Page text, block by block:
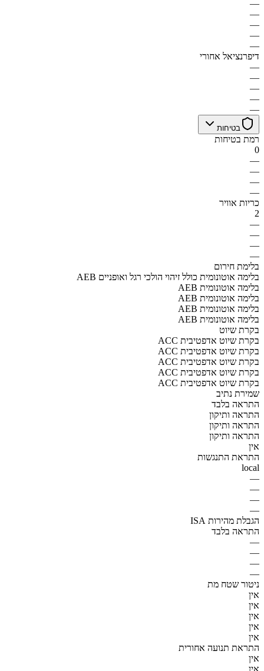
—
—
—
—
—
דיפרנציאל אחורי
—
—
—
—
—
בטיחות
רמת בטיחות
0
—
—
—
—
כריות אוויר
2
—
—
—
—
בלימת חירום
AEB בלימה אוטונומית כולל זיהוי הולכי רגל ואופניים
AEB בלימה אוטונומית
AEB בלימה אוטונומית
AEB בלימה אוטונומית
AEB בלימה אוטונומית
בקרת שיוט
ACC בקרת שיוט אדפטיבית
ACC בקרת שיוט אדפטיבית
ACC בקרת שיוט אדפטיבית
ACC בקרת שיוט אדפטיבית
ACC בקרת שיוט אדפטיבית
שמירת נתיב
התראה בלבד
התראה ותיקון
התראה ותיקון
התראה ותיקון
אין
התראת התנגשות
local
—
—
—
—
הגבלת מהירות ISA
התראה בלבד
—
—
—
—
ניטור שטח מת
אין
אין
אין
אין
אין
התראת תנועה אחורית
אין
אין